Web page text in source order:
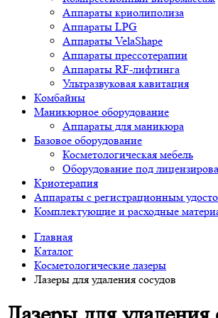
Аппараты криолиполиза
Аппараты LPG
Аппараты VelaShape
Аппараты прессотерапии
Аппараты RF-лифтинга
Ультразвуковая кавитация
Комбайны
Маникюрное оборудование
Аппараты для маникюра
Базовое оборудование
Косметологическая мебель
Оборудование под
Криотерапия
Аппараты c регистрационным
Комплектующие и расходные
Главная
Каталог
Косметологические лазеры
Лазеры для удаления сосудов